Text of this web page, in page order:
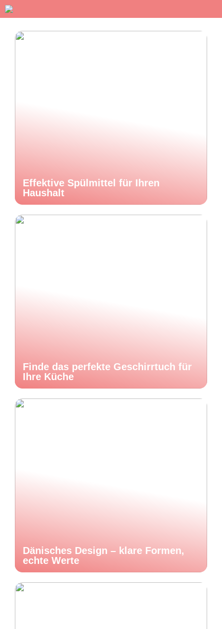
Effektive Spülmittel für Ihren
Haushalt
Finde das perfekte Geschirrtuch für
Ihre Küche
Dänisches Design – klare Formen,
echte Werte